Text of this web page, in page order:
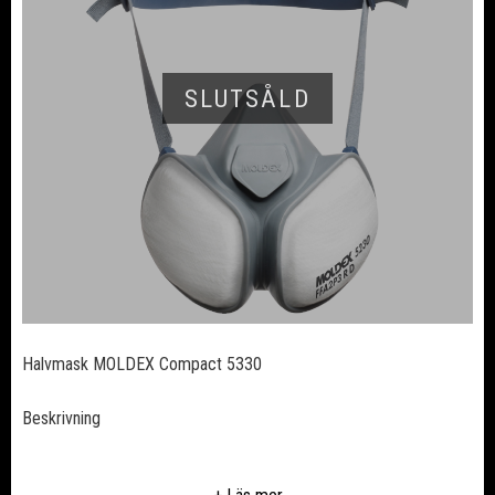
SLUTSÅLD
Halvmask MOLDEX Compact 5330
Beskrivning